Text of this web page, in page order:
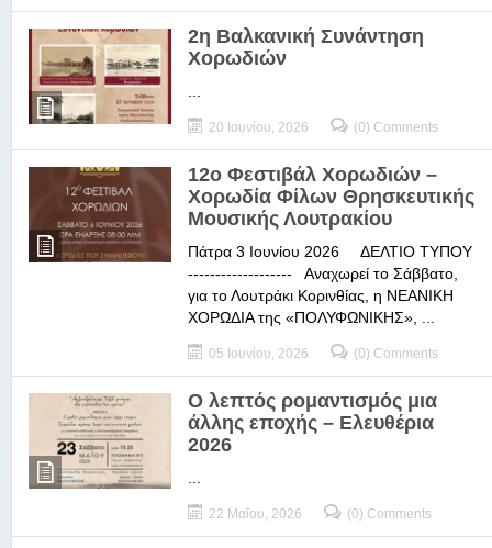
2η Βαλκανική Συνάντηση
Χορωδιών
20 Ιουνίου, 2026 (0) Comments
12ο Φεστιβάλ Χορωδιών –
Χορωδία Φίλων Θρησκευτικής
Μουσικής Λουτρακίου
Πάτρα 3 Ιουνίου 2026 ΔΕΛΤΙΟ ΤΥΠΟΥ
------------------- Αναχωρεί το Σάββατο,
για το Λουτράκι Κορινθίας, η ΝΕΑΝΙΚΗ
ΧΟΡΩΔΙΑ της «ΠΟΛΥΦΩΝΙΚΗΣ», ...
05 Ιουνίου, 2026 (0) Comments
Ο λεπτός ρομαντισμός μια
άλλης εποχής – Ελευθέρια
2026
22 Μαΐου, 2026 (0) Comments